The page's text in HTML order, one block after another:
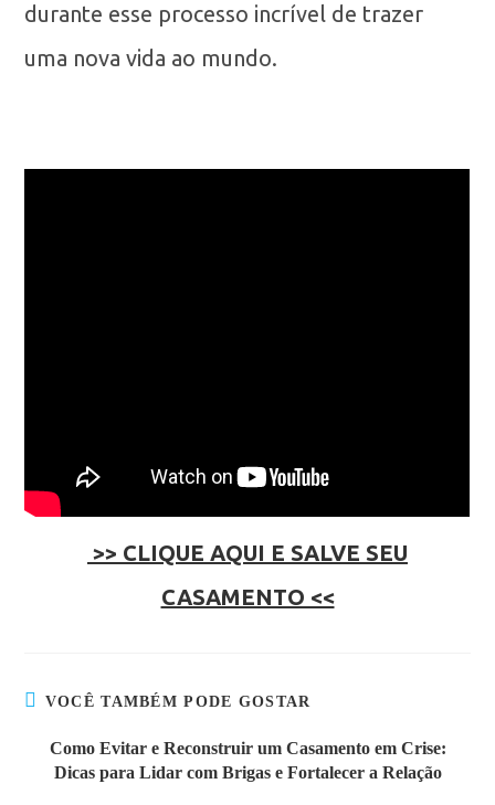
durante esse processo incrível de trazer
uma nova vida ao mundo.
>> CLIQUE AQUI E SALVE SEU
CASAMENTO <<
VOCÊ TAMBÉM PODE GOSTAR
Como Evitar e Reconstruir um Casamento em Crise:
Dicas para Lidar com Brigas e Fortalecer a Relação